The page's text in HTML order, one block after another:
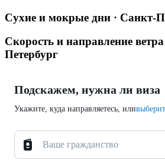
Сухие и мокрые дни · Санкт-
Скорость и направление
Петербург
Подскажем, нужна ли виза
Укажите, куда направляетесь, или
Ваше гражданство